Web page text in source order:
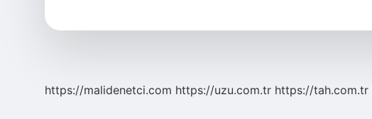
https://malidenetci.com https://uzu.com.tr https://tah.com.tr